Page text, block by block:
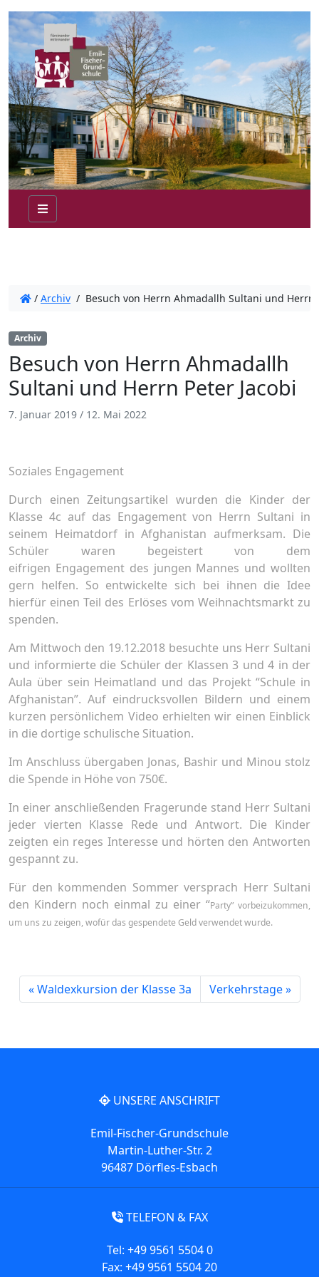
/ Archiv / Besuch von Herrn Ahmadallh Sultani und Herrn
Archiv
Besuch von Herrn Ahmadallh
Sultani und Herrn Peter Jacobi
7. Januar 2019 / 12. Mai 2022
Soziales Engagement
Durch einen Zeitungsartikel wurden die Kinder der
Klasse 4c auf das Engagement von Herrn Sultani in
seinem Heimatdorf in Afghanistan aufmerksam. Die
Schüler waren begeistert von dem
eifrigen Engagement des jungen Mannes und wollten
gern helfen. So entwickelte sich bei ihnen die Idee
hierfür einen Teil des Erlöses vom Weihnachtsmarkt zu
spenden.
Am Mittwoch den 19.12.2018 besuchte uns Herr Sultani
und informierte die Schüler der Klassen 3 und 4 in der
Aula über sein Heimatland und das Projekt “Schule in
Afghanistan”. Auf eindrucksvollen Bildern und einem
kurzen persönlichem Video erhielten wir einen Einblick
in die dortige schulische Situation.
Im Anschluss übergaben Jonas, Bashir und Minou stolz
die Spende in Höhe von 750€.
In einer anschließenden Fragerunde stand Herr Sultani
jeder vierten Klasse Rede und Antwort. Die Kinder
zeigten ein reges Interesse und hörten den Antworten
gespannt zu.
Für den kommenden Sommer versprach Herr Sultani
den Kindern noch einmal zu einer “Party” vorbeizukommen,
um uns zu zeigen, wofür das gespendete Geld verwendet wurde.
Waldexkursion der Klasse 3a Verkehrstage
UNSERE ANSCHRIFT
Emil-Fischer-Grundschule
Martin-Luther-Str. 2
96487 Dörfles-Esbach
TELEFON & FAX
Tel: +49 9561 5504 0
Fax: +49 9561 5504 20